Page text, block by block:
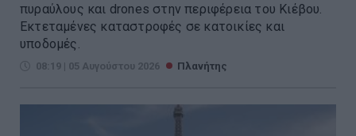
πυραύλους και drones στην περιφέρεια του Κιέβου.
Εκτεταμένες καταστροφές σε κατοικίες και
υποδομές.
08:19 | 05 Αυγούστου 2026 Πλανήτης